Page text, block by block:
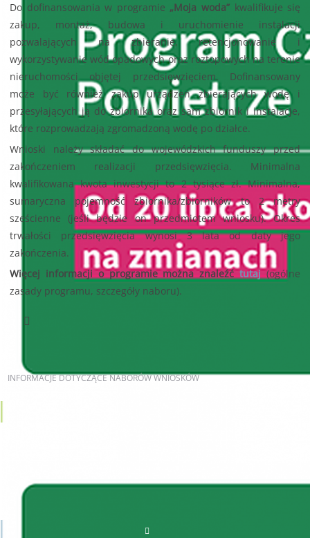
Do dofinansowania w programie „Moja woda”kwalifikuje się
zakup, montaż, budowa i uruchomienie instalacji
pozwalających na zbieranie, retencjonowanie i
wykorzystywanie wód opadowych oraz roztopowych na terenie
nieruchomości objętej przedsięwzięciem. Dofinansowany
może być również zakup urządzeń zbierających wodę i
przesyłających ją do zbiornika oraz sam zbiornik i instalacje,
które rozprowadzają zgromadzoną wodę po działce.
Wnioski należy składać do wojewódzkich funduszy przed
zakończeniem realizacji przedsięwzięcia. Minimalna
kwalifikowana kwota inwestycji to 2 tysiące zł. Minimalna,
sumaryczna pojemność zbiornika/zbiorników to 2 metry
sześcienne (jeśli będzie on przedmiotem wniosku). Okres
trwałości przedsięwzięcia wynosi 3 lata od daty jego
zakończenia.
Więcej informacji o programie można znaleźćtutaj (ogólne
zasady programu, szczegóły naboru).
INFORMACJEDOTYCZĄCE NABORÓW WNIOSKÓW